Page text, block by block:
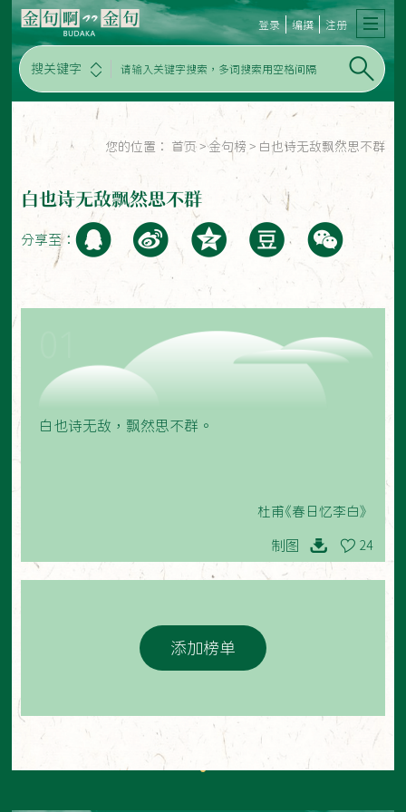
搜关键字
登录 编撰 注册
您的位置： 首页 > 金句榜 > 白也诗无敌飘然思不群
白也诗无敌飘然思不群
分享至：
白也诗无敌，飘然思不群。
杜甫《春日忆李白》
制图 24
添加榜单